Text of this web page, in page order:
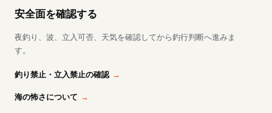
安全面を確認する
夜釣り、波、立入可否、天気を確認してから釣行判断へ進みま
す。
釣り禁止・立入禁止の確認
海の怖さについて